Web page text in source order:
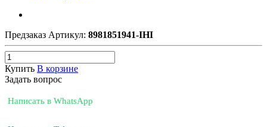
Предзаказ Артикул: 8981851941-IHI
Купить В корзине
Задать вопрос
Написать в WhatsApp